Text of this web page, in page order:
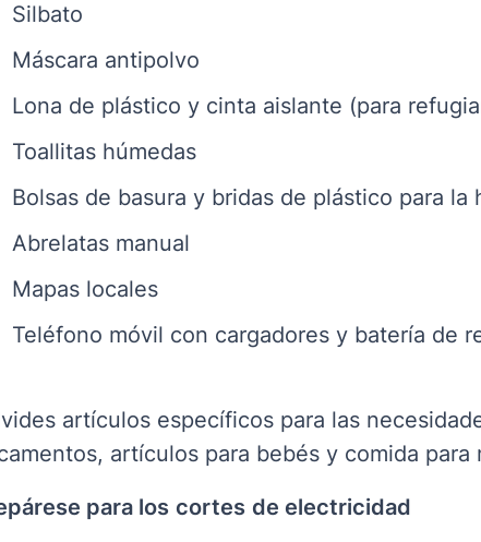
Silbato
Máscara antipolvo
Lona de plástico y cinta aislante (para
Toallitas húmedas
Bolsas de basura y bridas de plástico para la
Abrelatas manual
Mapas locales
Teléfono móvil con cargadores y batería de
artículos específicos para las
artículos para bebés y comida para
para los cortes de electricidad